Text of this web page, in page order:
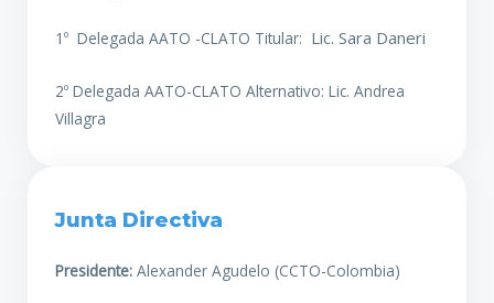
1º Delegada AATO -CLATO Titular: Lic. Sara Daneri
2º Delegada AATO-CLATO Alternativo: Lic. Andrea
Villagra
Junta Directiva
Presidente: Alexander Agudelo (CCTO-Colombia)